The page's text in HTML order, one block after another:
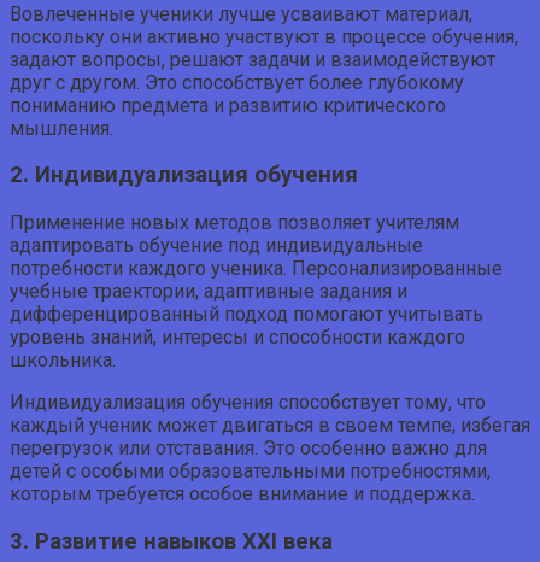
Вовлеченные ученики лучше усваивают материал,
поскольку они активно участвуют в процессе обучения,
задают вопросы, решают задачи и взаимодействуют
друг с другом. Это способствует более глубокому
пониманию предмета и развитию критического
мышления.
2. Индивидуализация обучения
Применение новых методов позволяет учителям
адаптировать обучение под индивидуальные
потребности каждого ученика. Персонализированные
учебные траектории, адаптивные задания и
дифференцированный подход помогают учитывать
уровень знаний, интересы и способности каждого
школьника.
Индивидуализация обучения способствует тому, что
каждый ученик может двигаться в своем темпе, избегая
перегрузок или отставания. Это особенно важно для
детей с особыми образовательными потребностями,
которым требуется особое внимание и поддержка.
3. Развитие навыков XXI века